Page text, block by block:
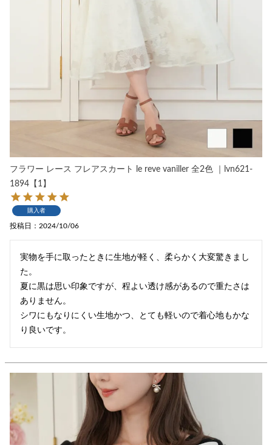
フラワー レース フレアスカート le reve vaniller 全2色 ｜lvn621-
1894【1】
購入者
投稿日 2024/10/06
実物を手に取ったときに生地が軽く、柔らかく大変驚きまし
た。
夏に黒は思い印象ですが、程よい透け感があるので重たさは
ありません。
シワにもなりにくい生地かつ、とても軽いので着心地もかな
り良いです。